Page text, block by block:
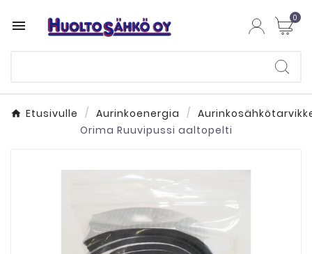
 0
Etusivulle Aurinkoenergia
Orima Ruuvipussi aaltopelti